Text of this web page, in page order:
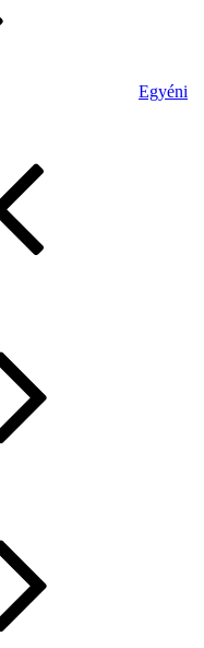
Egyéni